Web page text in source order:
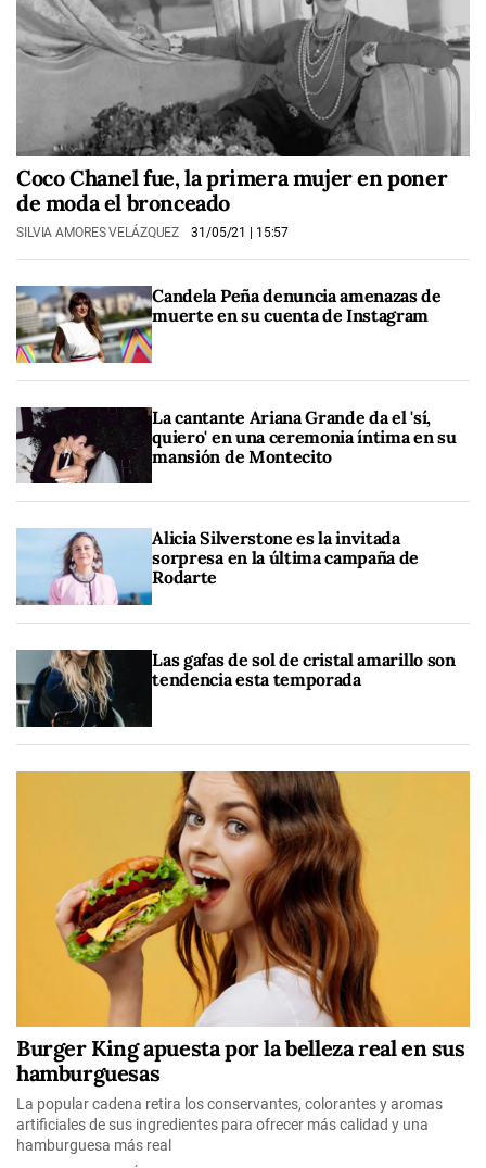
Coco Chanel fue, la primera mujer en poner
de moda el bronceado
SILVIA AMORES VELÁZQUEZ 31/05/21 | 15:57
Candela Peña denuncia amenazas de
muerte en su cuenta de Instagram
La cantante Ariana Grande da el 'sí,
quiero' en una ceremonia íntima en su
mansión de Montecito
Alicia Silverstone es la invitada
sorpresa en la última campaña de
Rodarte
Las gafas de sol de cristal amarillo son
tendencia esta temporada
Burger King apuesta por la belleza real en sus
hamburguesas
La popular cadena retira los conservantes, colorantes y aromas
artificiales de sus ingredientes para ofrecer más calidad y una
hamburguesa más real